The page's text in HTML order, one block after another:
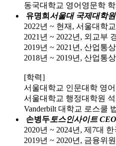
동국대학교 영어영문학
유명희 서울대 국제대학
2022년 ~ 현재, 서울대학
2021년 ~ 2022년, 외교부
2019년 ~ 2021년, 산업통
2018년 ~ 2019년, 산업통
[학력]
서울대학교 인문대학 영
서울대학교 행정대학원
Vanderbilt 대학교 로스쿨
손병두토스인사이트
2020년 ~ 2024년, 제7대
2019년 ~ 2020년, 금융위